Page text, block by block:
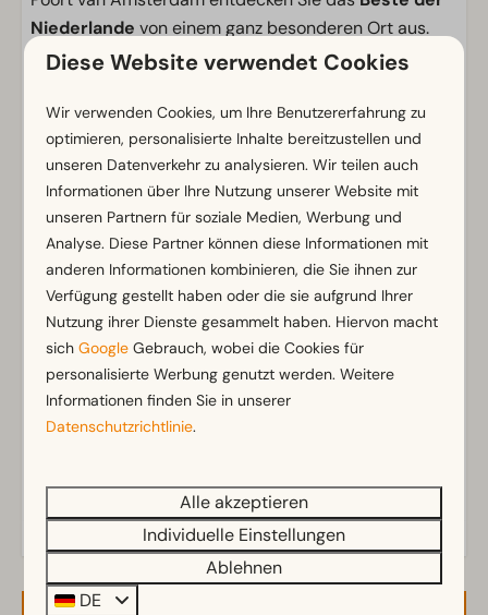
Niederlande von einem ganz besonderen Ort aus.
Allgemein
Nichtraucher
Fliegengitter
1. Obergeschoss
WLAN (gratis)
In der ersten Etage
Parkmöglichkeit in der Nähe der Ferienunterkunft
Badezimmer
Toiletten im Badezimmer: 2
In der Nähe der zentralen Einrichtungen
Schlafzimmer
Boxspringbetten
Doppelbetten: 2
Zeig mehr ↓
Diese Website verwendet Cookies
Wir verwenden Cookies, um Ihre Benutzererfahrung zu
optimieren, personalisierte Inhalte bereitzustellen und
unseren Datenverkehr zu analysieren. Wir teilen auch
Informationen über Ihre Nutzung unserer Website mit
unseren Partnern für soziale Medien, Werbung und
Analyse. Diese Partner können diese Informationen mit
anderen Informationen kombinieren, die Sie ihnen zur
Verfügung gestellt haben oder die sie aufgrund Ihrer
Nutzung ihrer Dienste gesammelt haben. Hiervon macht
sichGoogle Gebrauch, wobei die Cookies für
personalisierte Werbung genutzt werden. Weitere
Informationen finden Sie in unserer
Datenschutzrichtlinie.
Alle akzeptieren
Individuelle Einstellungen
Ablehnen
DE